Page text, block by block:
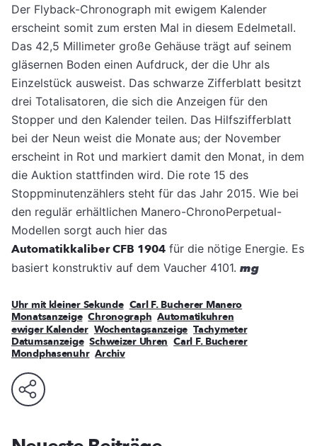
Der Flyback-Chronograph mit ewigem Kalender
erscheint somit zum ersten Mal in diesem Edelmetall.
Das 42,5 Millimeter große Gehäuse trägt auf seinem
gläsernen Boden einen Aufdruck, der die Uhr als
Einzelstück ausweist. Das schwarze Zifferblatt besitzt
drei Totalisatoren, die sich die Anzeigen für den
Stopper und den Kalender teilen. Das Hilfszifferblatt
bei der Neun weist die Monate aus; der November
erscheint in Rot und markiert damit den Monat, in dem
die Auktion stattfinden wird. Die rote 15 des
Stoppminutenzählers steht für das Jahr 2015. Wie bei
den regulär erhältlichen Manero-ChronoPerpetual-
Modellen sorgt auch hier das
Automatikkaliber CFB 1904 für die nötige Energie. Es
basiert konstruktiv auf dem Vaucher 4101. mg
Uhr mit kleiner Sekunde Carl F. Bucherer Manero
Monatsanzeige Chronograph Automatikuhren
ewiger Kalender Wochentagsanzeige Tachymeter
Datumsanzeige Schweizer Uhren Carl F. Bucherer
Mondphasenuhr Archiv